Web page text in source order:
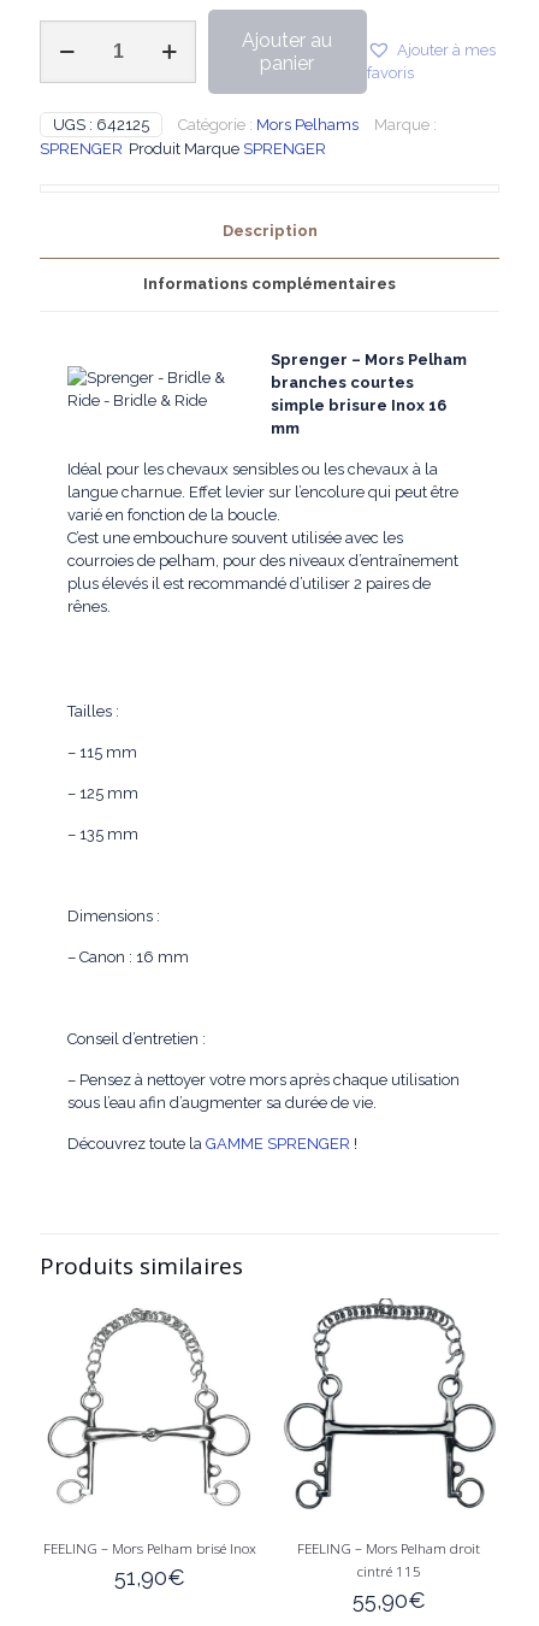
Mors
Pelham
Inox
Ajouter au
panier
Ajouter à mes
favoris
UGS : 642125 Catégorie : Mors Pelhams
Marque :
SPRENGER Produit Marque SPRENGER
Description
Informations complémentaires
Sprenger – Mors Pelham
branches courtes
simple brisure Inox 16
mm
Idéal pour les chevaux sensibles ou les chevaux à la
langue charnue. Effet levier sur l’encolure qui peut être
varié en fonction de la boucle.
C’est une embouchure souvent utilisée avec les
courroies de pelham, pour des niveaux d’entraînement
plus élevés il est recommandé d’utiliser 2 paires de
rênes.
Tailles :
– 115 mm
– 125 mm
– 135 mm
Dimensions :
– Canon : 16 mm
Conseil d’entretien :
– Pensez à nettoyer votre mors après chaque utilisation
sous l’eau afin d’augmenter sa durée de vie.
Découvrez toute laGAMME SPRENGER !
Produits similaires
FEELING – Mors Pelham brisé Inox
51,90€
FEELING – Mors Pelham droit
cintré 115
55,90€